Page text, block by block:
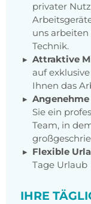
privater
uns
Technik.
Attraktive
auf
Ihnen das
Sie ein
Team, in
Flexible
Tage Urlaub
IHRE